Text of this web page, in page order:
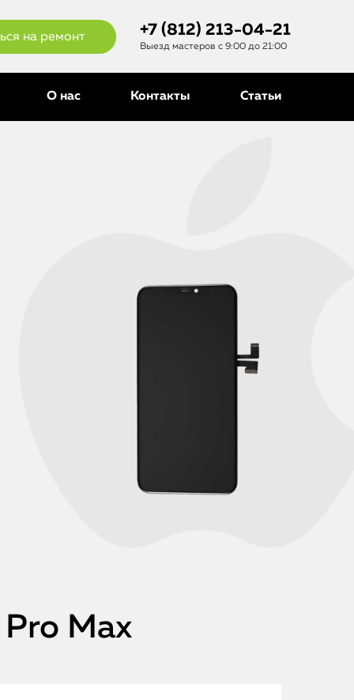
на ремонт +7 (812) 213-04-21
Выезд мастеров с 9:00 до 21:00
О нас Контакты Статьи
Max